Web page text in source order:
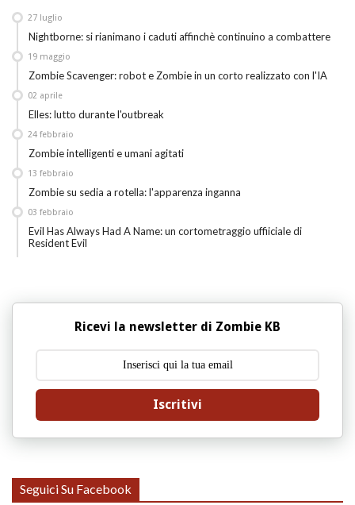
Nightborne: si rianimano i caduti affinchè continuino a combattere
27 luglio
Zombie Scavenger: robot e Zombie in un corto realizzato con l'IA
19 maggio
Elles: lutto durante l'outbreak
02 aprile
Zombie intelligenti e umani agitati
24 febbraio
Zombie su sedia a rotella: l'apparenza inganna
13 febbraio
Evil Has Always Had A Name: un cortometraggio uffiiciale di
Resident Evil
03 febbraio
Ricevi la newsletter di Zombie KB
Iscritivi
Seguici Su Facebook